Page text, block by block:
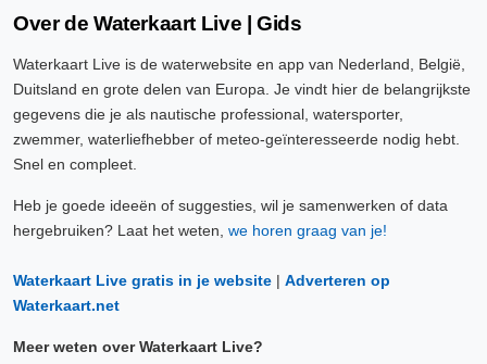
Over de Waterkaart Live | Gids
Waterkaart Live is de waterwebsite en app van Nederland, België,
Duitsland en grote delen van Europa. Je vindt hier de belangrijkste
gegevens die je als nautische professional, watersporter,
zwemmer, waterliefhebber of meteo-geïnteresseerde nodig hebt.
Snel en compleet.
Heb je goede ideeën of suggesties, wil je samenwerken of data
hergebruiken? Laat het weten, we horen graag van je!
Waterkaart Live gratis in je website | Adverteren op
Waterkaart.net
Meer weten over Waterkaart Live?